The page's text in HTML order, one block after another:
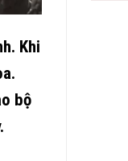
Khi
bộ